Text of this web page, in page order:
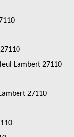
Lambert 27110
27110